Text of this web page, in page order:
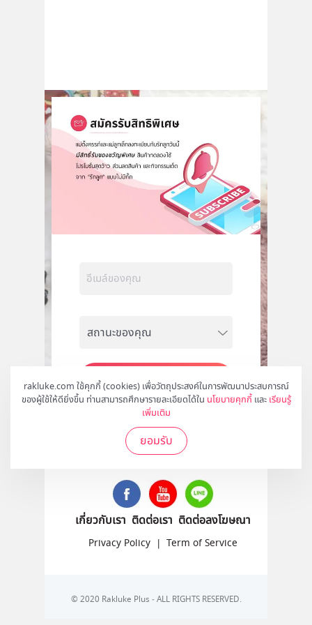
rakluke.com ใช้คุกกี้ (cookies) เพื่อวัตถุประสงค์ในการพัฒนาประสบการณ์
ของผู้ใช้ให้ดียิ่งขึ้น ท่านสามารถศึกษารายละเอียดได้ใน นโยบายคุกกี้ และ เรียนรู้
เพิ่มเติม
ยอมรับ
สมัคร
ติดตามเราได้ที่
เกี่ยวกับเรา ติดต่อเรา ติดต่อลงโฆษณา
Privacy Policy | Term of Service
© 2020 Rakluke Plus - ALL RIGHTS RESERVED.